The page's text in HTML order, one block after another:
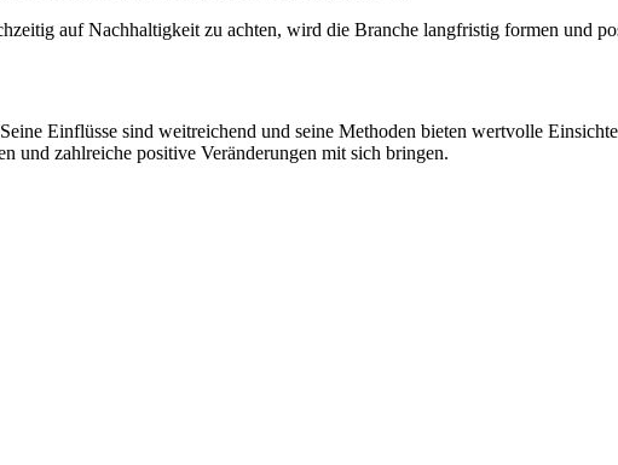
auf Nachhaltigkeit zu achten, wird die Branche langfristig formen und
Einflüsse sind weitreichend und seine Methoden bieten wertvolle
und zahlreiche positive Veränderungen mit sich bringen.